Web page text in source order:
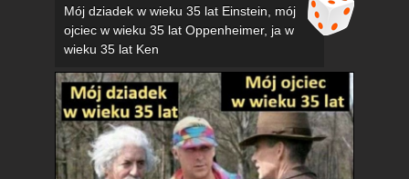
Mój dziadek w wieku 35 lat Einstein, mój
ojciec w wieku 35 lat Oppenheimer, ja w
wieku 35 lat Ken